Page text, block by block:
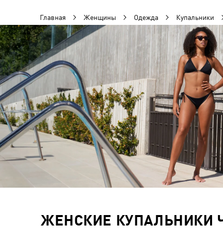
Главная Женщины Одежда Купальники
ЖЕНСКИЕ КУПАЛЬНИКИ